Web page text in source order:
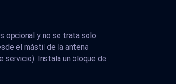
opcional y no se trata solo
el mástil de la antena
servicio). Instala un bloque de